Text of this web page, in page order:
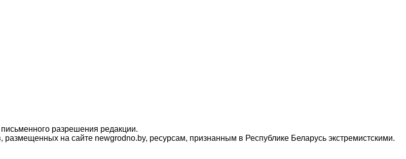
разрешения редакции.
на сайте newgrodno.by, ресурсам, признанным в Республике Беларусь экстремистскими.